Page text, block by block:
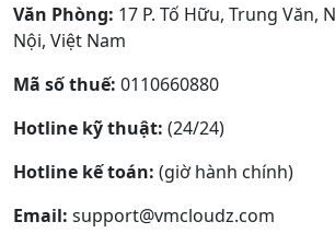
Văn Phòng: 17 P. Tố Hữu, Trung Văn,
Nội, Việt Nam
Mã số thuế: 0110660880
Hotline kỹ thuật: (24/24)
Hotline kế toán: (giờ hành chính)
Email: support@vmcloudz.com